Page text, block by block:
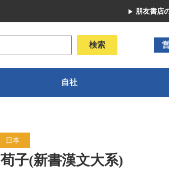
朋友書店
自社
日本
荀子(新書漢文大系)